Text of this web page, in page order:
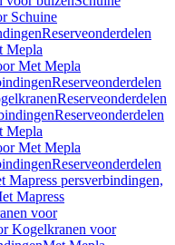
Schuine
Reserveonderdelen
Mepla
Met Mepla
Reserveonderdelen
Reserveonderdelen
Reserveonderdelen
Mepla
Met Mepla
Reserveonderdelen
Mapress persverbindingen,
Mapress
voor
Kogelkranen voor